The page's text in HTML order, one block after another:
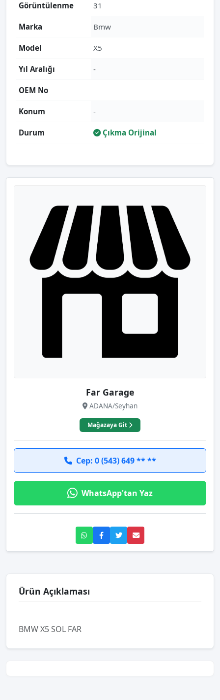
Görüntülenme 31
Marka Bmw
Model X5
Yıl Aralığı -
OEM No
Konum -
Durum Çıkma Orijinal
Far Garage
ADANA/Seyhan
Mağazaya Git
Cep: 0 (543) 649 ** **
WhatsApp'tan Yaz
Ürün Açıklaması
BMW X5 SOL FAR